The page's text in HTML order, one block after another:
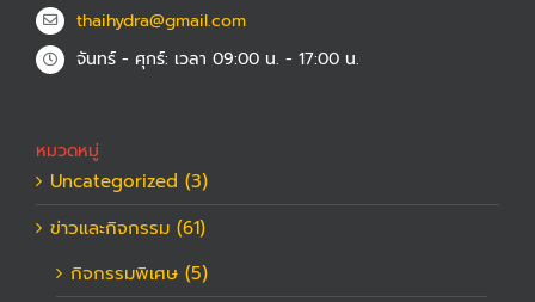
thaihydra@gmail.com
จันทร์ - ศุกร์: เวลา 09:00 น. - 17:00 น.
หมวดหมู่
Uncategorized (3)
ข่าวและกิจกรรม (61)
กิจกรรมพิเศษ (5)